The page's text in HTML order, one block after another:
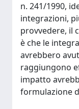
n. 241/1990,
integrazioni,
provvedere, il
è che le
avrebbero
raggiungono
impatto
formulazione